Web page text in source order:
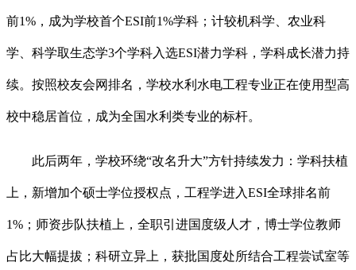
前1%，成为学校首个ESI前1%学科；计较机科学、农业科
学、科学取生态学3个学科入选ESI潜力学科，学科成长潜力持
续。按照校友会网排名，学校水利水电工程专业正在使用型高
校中稳居首位，成为全国水利类专业的标杆。
此后两年，学校环绕“改名升大”方针持续发力：学科扶植
上，新增加个硕士学位授权点，工程学进入ESI全球排名前
1%；师资步队扶植上，全职引进国度级人才，博士学位教师
占比大幅提拔；科研立异上，获批国度处所结合工程尝试室等